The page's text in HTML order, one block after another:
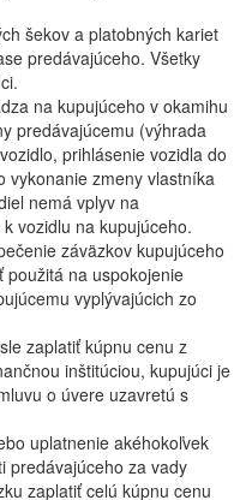
šekov a platobných kariet
predávajúceho. Všetky
na kupujúceho v okamihu
predávajúcemu (výhrada
prihlásenie vozidla do
vykonanie zmeny vlastníka
nemá vplyv na
vozidlu na kupujúceho.
záväzkov kupujúceho
použitá na uspokojenie
vyplývajúcich zo
zaplatiť kúpnu cenu z
inštitúciou, kupujúci je
o úvere uzavretú s
uplatnenie akéhokoľvek
predávajúceho za vady
zaplatiť celú kúpnu cenu